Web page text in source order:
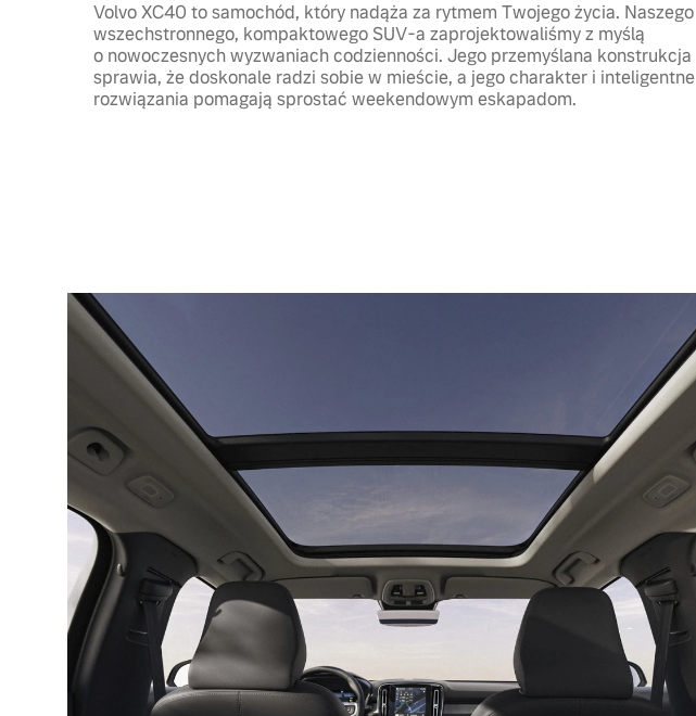
Volvo XC40 to samochód, który nadąża za rytmem Twojego życia. Naszego
wszechstronnego, kompaktowego SUV-a zaprojektowaliśmy z myślą
o nowoczesnych wyzwaniach codzienności. Jego przemyślana konstrukcja
sprawia, że doskonale radzi sobie w mieście, a jego charakter i inteligentne
rozwiązania pomagają sprostać weekendowym eskapadom.